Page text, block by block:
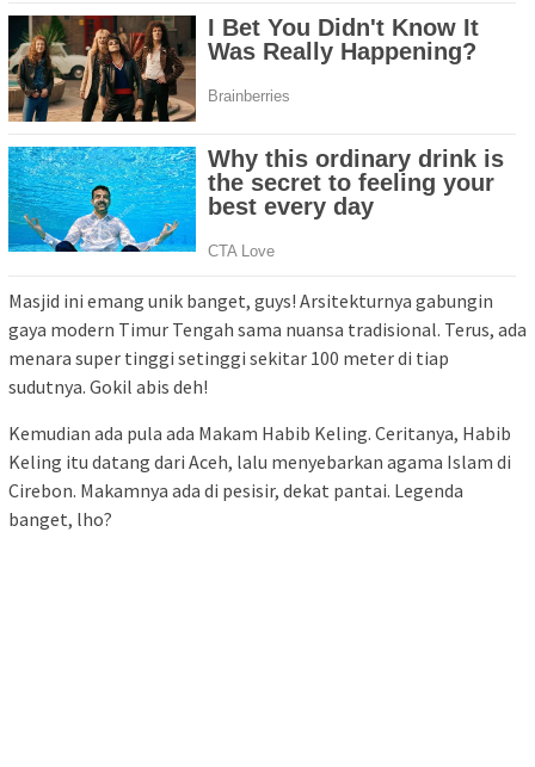
Masjid ini emang unik banget, guys! Arsitekturnya gabungin
gaya modern Timur Tengah sama nuansa tradisional. Terus, ada
menara super tinggi setinggi sekitar 100 meter di tiap
sudutnya. Gokil abis deh!
Kemudian ada pula ada Makam Habib Keling. Ceritanya, Habib
Keling itu datang dari Aceh, lalu menyebarkan agama Islam di
Cirebon. Makamnya ada di pesisir, dekat pantai. Legenda
banget, lho?